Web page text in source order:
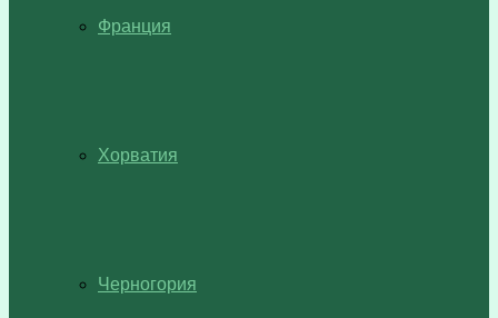
Франция
Хорватия
Черногория